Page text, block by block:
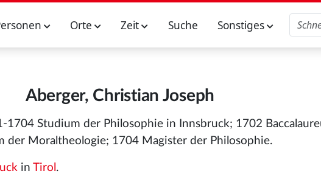
Orte Zeit Suche Sonstiges
Aberger, Christian Joseph
1704 Studium der Philosophie in Innsbruck; 1702
der Moraltheologie; 1704 Magister der Philosophie.
in Tirol .